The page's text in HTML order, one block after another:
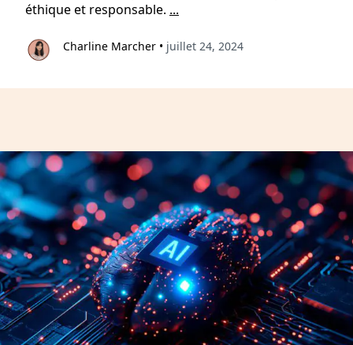
éthique et responsable. ...
Charline Marcher • juillet 24, 2024